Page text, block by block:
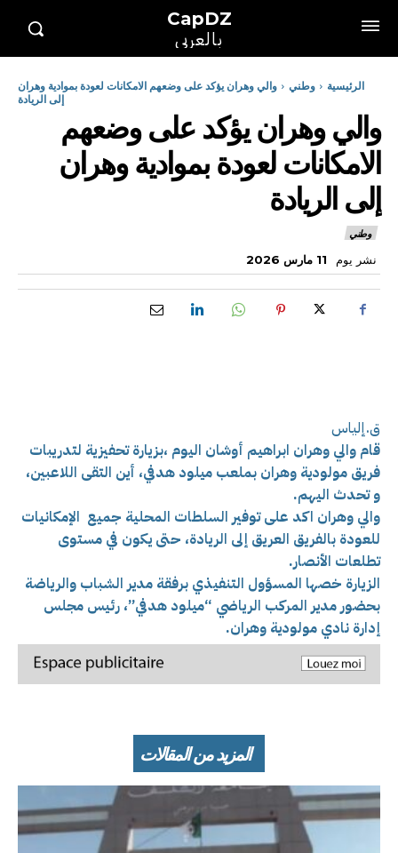
CapDZ
بالعربي
الرئيسية وطني
والي وهران يؤكد على وضعهم الامكانات لعودة بموادية وهران
إلى الريادة
والي وهران يؤكد على وضعهم
الامكانات لعودة بموادية وهران
إلى الريادة
وطني
نشر يوم 11 مارس 2026
ق.إلياس
قام والي وهران ابراهيم أوشان اليوم ،بزيارة تحفيزية لتدريبات
فريق مولودية وهران بملعب ميلود هدفي، أين التقى اللاعبين،
و تحدث اليهم.
والي وهران اكد على توفير السلطات المحلية جميع الإمكانيات
للعودة بالفريق العريق إلى الريادة، حتى يكون في مستوى
تطلعات الأنصار.
الزيارة خصها المسؤول التنفيذي برفقة مدير الشباب والرياضة
بحضور مدير المركب الرياضي “ميلود هدفي”، رئيس مجلس
إدارة نادي مولودية وهران.
المزيد من المقالات